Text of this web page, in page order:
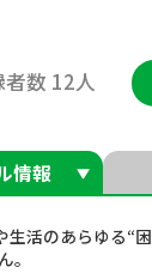
数 12人
情報
生活のあらゆる“
。